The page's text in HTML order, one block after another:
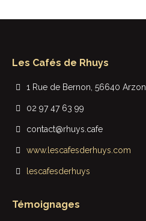
Les Cafés de Rhuys
1 Rue de Bernon, 56640 Arzon
02 97 47 63 99
contact@rhuys.cafe
www.lescafesderhuys.com
lescafesderhuys
Témoignages